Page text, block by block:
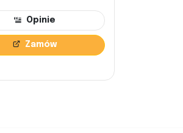
Opinie
Zamów